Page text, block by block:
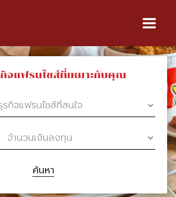
จแฟรนไชส์ที่เหมาะกับคุณ
ค้นหา